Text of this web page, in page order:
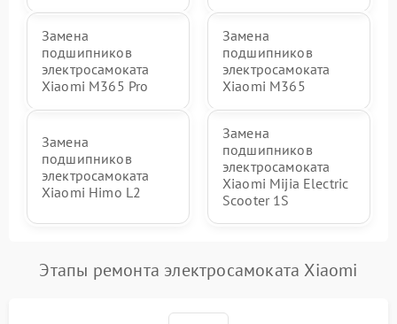
Замена
подшипников
электросамоката
Xiaomi M365 Pro
Замена
подшипников
электросамоката
Xiaomi M365
Замена
подшипников
электросамоката
Xiaomi Himo L2
Замена
подшипников
электросамоката
Xiaomi Mijia Electric
Scooter 1S
Этапы ремонта электросамоката Xiaomi